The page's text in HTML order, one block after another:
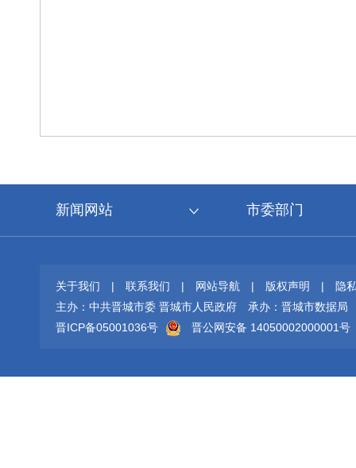
新闻网站 市委部门
关于我们 | 联系我们 | 网站导航 | 版权声明 |
隐
主办：中共晋城市委 晋城市人民政府
承办：晋城市数据局
晋ICP备05001036号
晋公网安备 14050002000001号